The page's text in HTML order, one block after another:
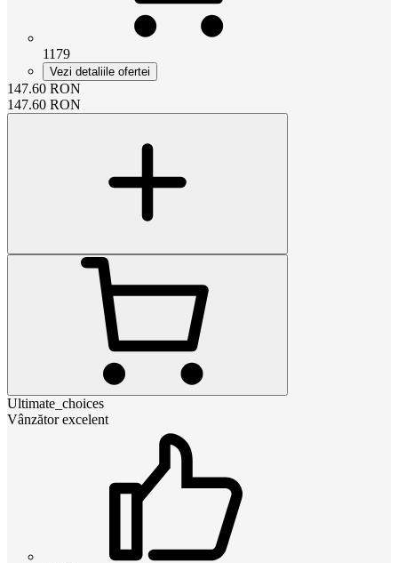
1179
Vezi detaliile ofertei
147.60 RON
147.60 RON
Ultimate_choices
Vânzător excelent